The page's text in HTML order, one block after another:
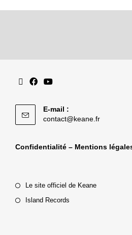
E-mail :
contact@keane.fr
Confidentialité – Mentions
Le site officiel de Keane
Island Records